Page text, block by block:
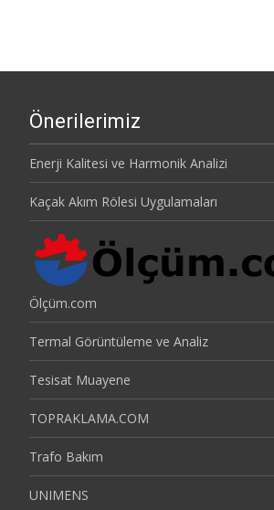
Önerilerimiz
Enerji Kalitesi ve Harmonik Analizi
Kaçak Akım Rölesi Uygulamaları
Ölçüm.com
Termal Görüntüleme ve Analiz
Tesisat Muayene
TOPRAKLAMA.COM
Trafo Bakım
UNIMENS